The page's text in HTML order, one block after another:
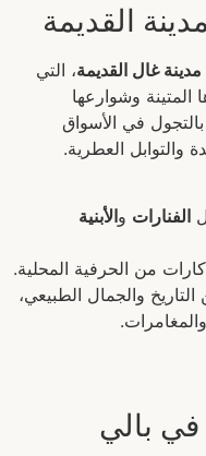
القديمة
مدينة غال القديمة، التي
المتينة وشوارعها
في الأسواق
والتوابل العطرية.
الفنارات والأبنية
من الحرفية المحلية.
والجمال الطبيعي،
بالي